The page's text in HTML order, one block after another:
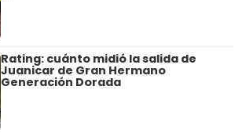
Rating: cuánto midió la salida de
Juanicar de Gran Hermano
Generación Dorada